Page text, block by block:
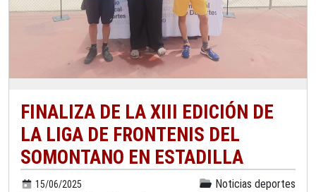
FINALIZA DE LA XIII EDICIÓN DE
LA LIGA DE FRONTENIS DEL
SOMONTANO EN ESTADILLA
15/06/2025 Noticias deportes